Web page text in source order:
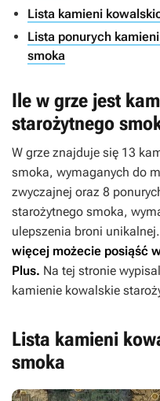
Lista kamieni
Lista ponurych
smoka
Ile w grze jest
starożytnego
W grze znajduje się 13
smoka, wymaganych do
zwyczajnej oraz 8
starożytnego smoka,
ulepszenia broni unikalnej.
więcej możecie posiąść
Plus. Na tej stronie
kamienie kowalskie
Lista kamieni
smoka